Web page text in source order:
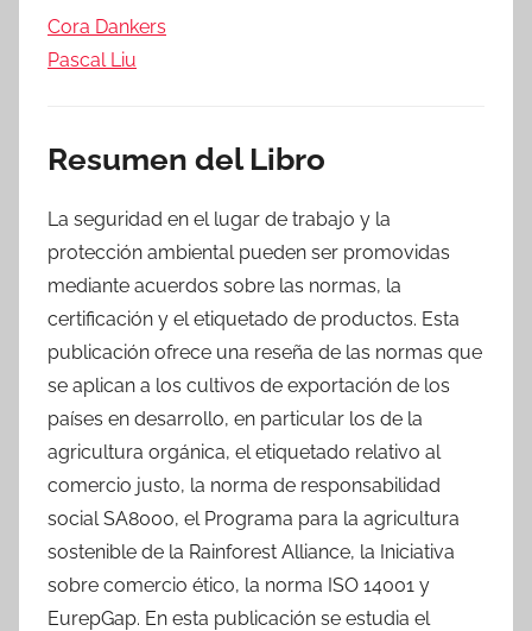
Cora Dankers
Pascal Liu
Resumen del Libro
La seguridad en el lugar de trabajo y la
protección ambiental pueden ser promovidas
mediante acuerdos sobre las normas, la
certificación y el etiquetado de productos. Esta
publicación ofrece una reseña de las normas que
se aplican a los cultivos de exportación de los
países en desarrollo, en particular los de la
agricultura orgánica, el etiquetado relativo al
comercio justo, la norma de responsabilidad
social SA8000, el Programa para la agricultura
sostenible de la Rainforest Alliance, la Iniciativa
sobre comercio ético, la norma ISO 14001 y
EurepGap. En esta publicación se estudia el